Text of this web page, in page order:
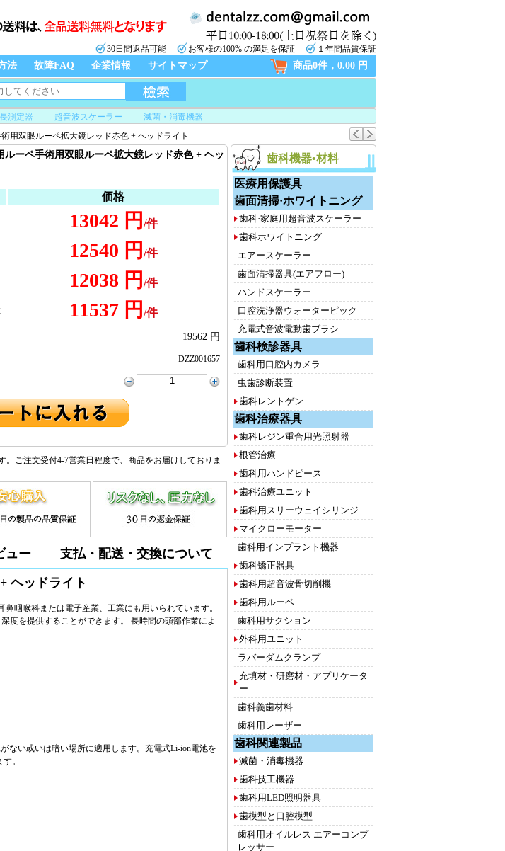
30日間返品可能 お客様の100% の満足を保証 １年間品質保証
法 故障FAQ 企業情報 サイトマップ 商品0件，0.00 円
測定器 超音波スケーラー
滅菌・消毒機器
用双眼ルーペ拡大鏡レッド赤色 + ヘッドライト
歯科機器•材料
医療用保護具
歯面清掃·ホワイトニング
歯科·家庭用超音波スケーラー
歯科ホワイトニング
エアースケーラー
歯面清掃器具(エアフロー)
ハンドスケーラー
口腔洗浄器ウォーターピック
充電式音波電動歯ブラシ
歯科検診器具
歯科用口腔内カメラ
虫歯診断装置
歯科レントゲン
歯科治療器具
歯科レジン重合用光照射器
根管治療
歯科用ハンドピース
歯科治療ユニット
歯科用スリーウェイシリンジ
マイクローモーター
歯科用インプラント機器
歯科矯正器具
歯科用超音波骨切削機
歯科用ルーペ
歯科用サクション
外科用ユニット
ラバーダムクランプ
充填材・研磨材・アプリケータ
ー
歯科義歯材料
歯科用レーザー
歯科関連製品
滅菌・消毒機器
歯科技工機器
歯科用LED照明器具
歯模型と口腔模型
歯科用オイルレス エアーコンプ
レッサー
ルーペ手術用双眼ルーペ拡大鏡レッド赤色 + ヘッ
価格
13042 円 /件
12540 円 /件
12038 円 /件
11537 円 /件
19562 円
DZZ001657
ご注文受付4-7営業日程度で、商品をお届けしておりま
ュー 支払・配送・交換について
ヘッドライト
咽喉科または電子産業、工業にも用いられています。
度を提供することができます。 長時間の頭部作業によ
ない或いは暗い場所に適用します。充電式Li-ion電池を
。